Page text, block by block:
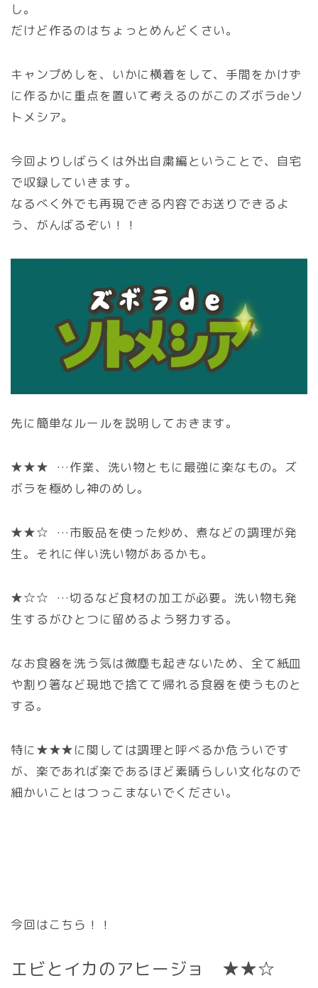
し。
だけど作るのはちょっとめんどくさい。
キャンプめしを、いかに横着をして、手間をかけず
に作るかに重点を置いて考えるのがこのズボラdeソ
トメシア。
今回よりしばらくは外出自粛編ということで、自宅
で収録していきます。
なるべく外でも再現できる内容でお送りできるよ
う、がんばるぞい！！
先に簡単なルールを説明しておきます。
★★★ …作業、洗い物ともに最強に楽なもの。ズ
ボラを極めし神のめし。
★★☆ …市販品を使った炒め、煮などの調理が発
生。それに伴い洗い物があるかも。
★☆☆ …切るなど食材の加工が必要。洗い物も発
生するがひとつに留めるよう努力する。
なお食器を洗う気は微塵も起きないため、全て紙皿
や割り箸など現地で捨てて帰れる食器を使うものと
する。
特に★★★に関しては調理と呼べるか危ういです
が、楽であれば楽であるほど素晴らしい文化なので
細かいことはつっこまないでください。
今回はこちら！！
エビとイカのアヒージョ ★★☆